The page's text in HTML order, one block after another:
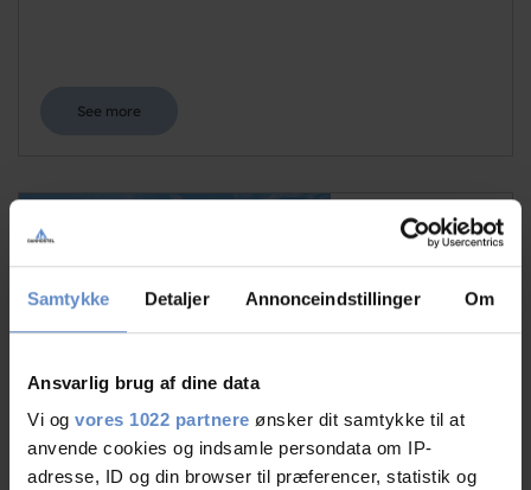
Samtykke Detaljer Annonceindstillinger Om
Ansvarlig brug af dine data
Vi og vores 1022 partnere ønsker dit samtykke til at
anvende cookies og indsamle persondata om IP-
adresse, ID og din browser til præferencer, statistik og
See more
Danhostel Ishoj Strand
Ishøj Strandvej 13, 2635 Ishøj
FRA 607,50 DKR